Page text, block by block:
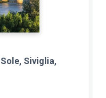
Siviglia,